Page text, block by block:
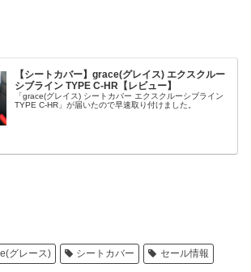
【シートカバー】grace(グレイス) エクスクルー
シブライン TYPE C-HR【レビュー】
「grace(グレイス) シートカバー エクスクルーシブライン
TYPE C-HR」が届いたので早速取り付けました。
グレース) シートカバー セール情報